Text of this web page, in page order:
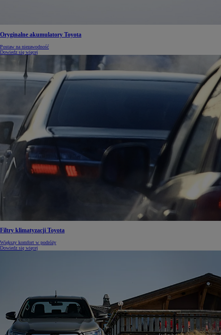
Oryginalne akumulatory Toyota
Postaw na niezawodność
Dowiedz się więcej
Filtry klimatyzacji Toyota
Większy komfort w podróży
Dowiedz się więcej